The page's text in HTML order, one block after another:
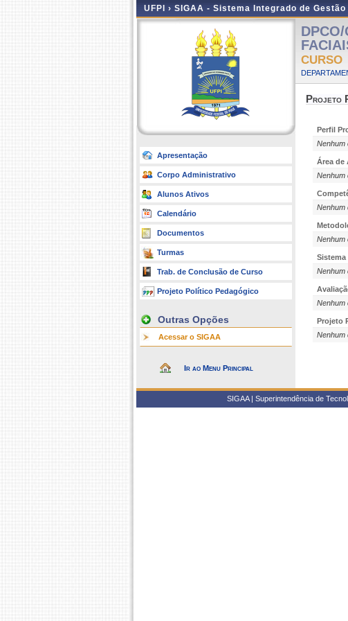
UFPI › SIGAA - Sistema Integrado de
Apresentação
Corpo Administrativo
Alunos Ativos
Calendário
Documentos
Turmas
Trab. de Conclusão de Curso
Projeto Político Pedagógico
Outras Opções
Acessar o SIGAA
Ir ao Menu Principal
CURSO
Projeto
Perfil
Nenhum
Área de
Nenhum
Nenhum
Nenhum
Sistema
Nenhum
Nenhum
Projeto
Nenhum
SIGAA | Superintendência de